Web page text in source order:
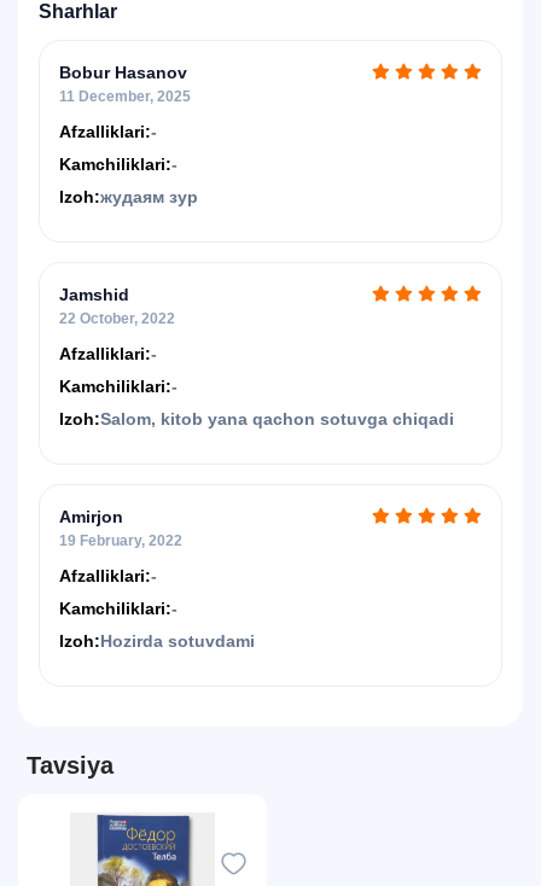
Sharhlar
Bobur Hasanov
11 December, 2025
Afzalliklari:-
Kamchiliklari:-
Izoh:жудаям зур
Jamshid
22 October, 2022
Afzalliklari:-
Kamchiliklari:-
Izoh:Salom, kitob yana qachon sotuvga chiqadi
Amirjon
19 February, 2022
Afzalliklari:-
Kamchiliklari:-
Izoh:Hozirda sotuvdami
Tavsiya